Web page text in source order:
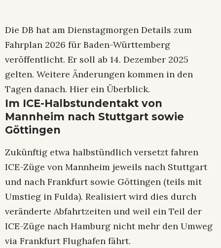
Die DB hat am Dienstagmorgen Details zum
Fahrplan 2026 für Baden-Württemberg
veröffentlicht. Er soll ab 14. Dezember 2025
gelten. Weitere Änderungen kommen in den
Tagen danach. Hier ein Überblick.
Im ICE-Halbstundentakt von
Mannheim nach Stuttgart sowie
Göttingen
Zukünftig etwa halbstündlich versetzt fahren
ICE-Züge von Mannheim jeweils nach Stuttgart
und nach Frankfurt sowie Göttingen (teils mit
Umstieg in Fulda). Realisiert wird dies durch
veränderte Abfahrtzeiten und weil ein Teil der
ICE-Züge nach Hamburg nicht mehr den Umweg
via Frankfurt Flughafen fährt.